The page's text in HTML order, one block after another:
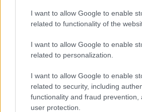
I want to allow Google to enable
related to functionality of the
I want to allow Google to enable
related to personalization.
I want to allow Google to enable
related to security, including
functionality and fraud prevention,
user protection.
Mohács a csata
évfordulójára